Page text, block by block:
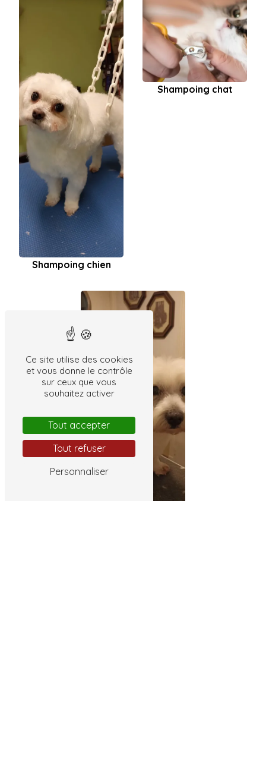
Shampoing chien
Shampoing chat
Ce site utilise des cookies
et vous donne le contrôle
sur ceux que vous
souhaitez activer
Tout accepter
Tout refuser
Personnaliser